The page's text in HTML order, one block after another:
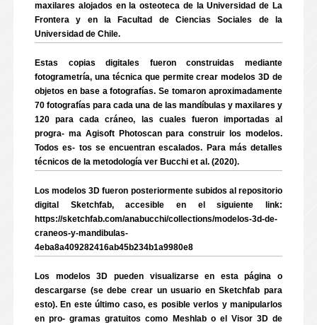
maxilares alojados en la osteoteca de la Universidad de La
Frontera y en la Facultad de Ciencias Sociales de la
Universidad de Chile.
Estas copias digitales fueron construidas mediante
fotogrametría, una técnica que permite crear modelos 3D de
objetos en base a fotografías. Se tomaron aproximadamente
70 fotografías para cada una de las mandíbulas y maxilares y
120 para cada cráneo, las cuales fueron importadas al
progra- ma Agisoft Photoscan para construir los modelos.
Todos es- tos se encuentran escalados. Para más detalles
técnicos de la metodología ver Bucchi et al. (2020).
Los modelos 3D fueron posteriormente subidos al repositorio
digital Sketchfab, accesible en el siguiente link:
https://sketchfab.com/anabucchi/collections/modelos-3d-de-
craneos-y-mandibulas-
4eba8a409282416ab45b234b1a9980e8
Los modelos 3D pueden visualizarse en esta página o
descargarse (se debe crear un usuario en Sketchfab para
esto). En este último caso, es posible verlos y manipularlos
en pro- gramas gratuitos como Meshlab o el Visor 3D de